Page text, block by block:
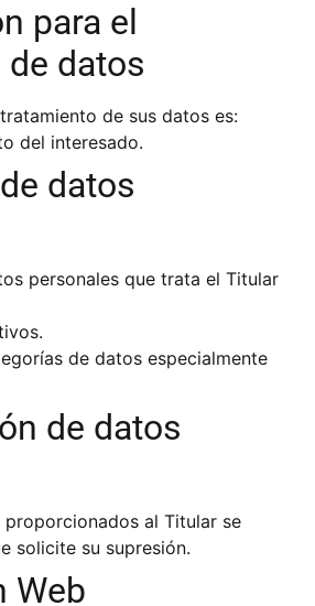
para el
datos
de sus datos es:
del interesado.
datos
personales que trata el Titular
de datos especialmente
de datos
al Titular se
solicite su supresión.
Web